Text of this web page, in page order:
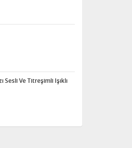
Sesli Ve Titreşimli Işıklı